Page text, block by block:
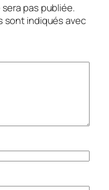
pas publiée.
sont indiqués avec